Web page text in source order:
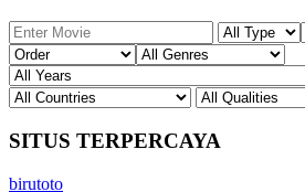
SITUS TERPERCAYA
birutoto